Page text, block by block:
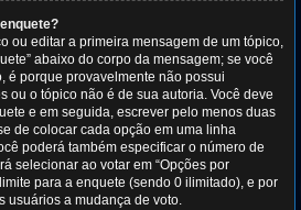
ou editar a primeira mensagem de um tópico,
abaixo do corpo da mensagem; se você
é porque provavelmente não possui
ou o tópico não é de sua autoria. Você deve
e em seguida, escrever pelo menos duas
de colocar cada opção em uma linha
poderá também especificar o número de
selecionar ao votar em “Opções por
para a enquete (sendo 0 ilimitado), e por
usuários a mudança de voto.